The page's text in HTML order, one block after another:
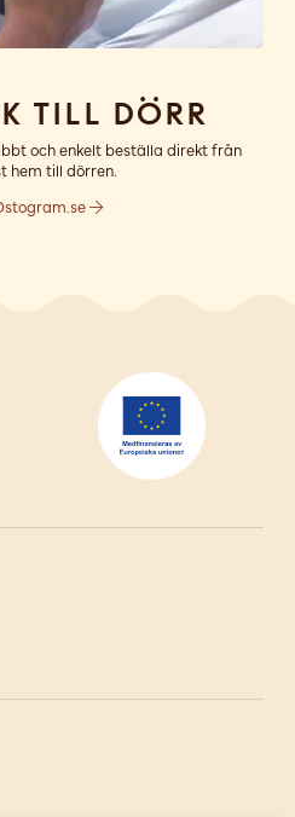
till dörr
och enkelt beställa direkt från
hem till dörren.